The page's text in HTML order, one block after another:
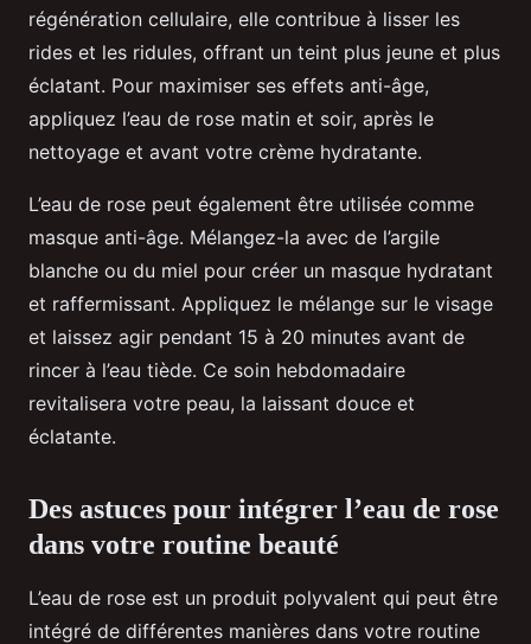
régénération cellulaire, elle contribue à lisser les
rides et les ridules, offrant un teint plus jeune et plus
éclatant. Pour maximiser ses effets anti-âge,
appliquez l’eau de rose matin et soir, après le
nettoyage et avant votre crème hydratante.
L’eau de rose peut également être utilisée comme
masque anti-âge. Mélangez-la avec de l’argile
blanche ou du miel pour créer un masque hydratant
et raffermissant. Appliquez le mélange sur le visage
et laissez agir pendant 15 à 20 minutes avant de
rincer à l’eau tiède. Ce soin hebdomadaire
revitalisera votre peau, la laissant douce et
éclatante.
Des astuces pour intégrer l’eau de rose
dans votre routine beauté
L’eau de rose est un produit polyvalent qui peut être
intégré de différentes manières dans votre routine